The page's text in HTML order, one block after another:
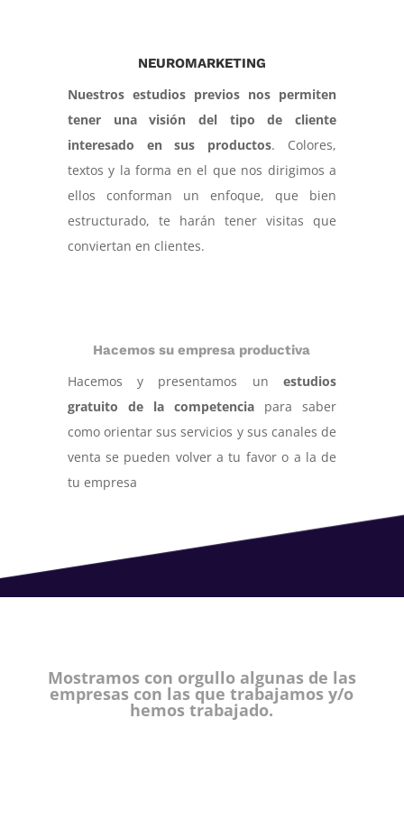
NEUROMARKETING
Nuestros estudios previos nos permiten
tener una visión del tipo de cliente
interesado en sus productos. Colores,
textos y la forma en el que nos dirigimos a
ellos conforman un enfoque, que bien
estructurado, te harán tener visitas que
conviertan en clientes.
Hacemos su empresa productiva
Hacemos y presentamos unestudios
gratuito de la competencia para saber
como orientar sus servicios y sus canales de
venta se pueden volver a tu favor o a la de
tu empresa
Mostramos con orgullo algunas de las
empresas con las que trabajamos y/o
hemos trabajado.